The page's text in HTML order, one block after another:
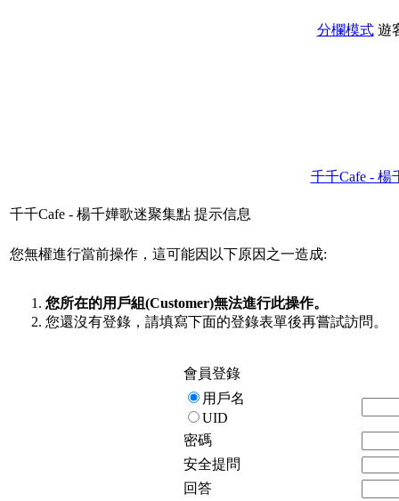
分欄模式 遊
千千Cafe - 楊
千千Cafe - 楊千嬅歌迷聚集點 提示信息
您無權進行當前操作，這可能因以下原因之一造成:
您所在的用戶組(Customer)無法進行此操作。
您還沒有登錄，請填寫下面的登錄表單後再嘗試訪問。
會員登錄
用戶名
UID
密碼
安全提問
回答